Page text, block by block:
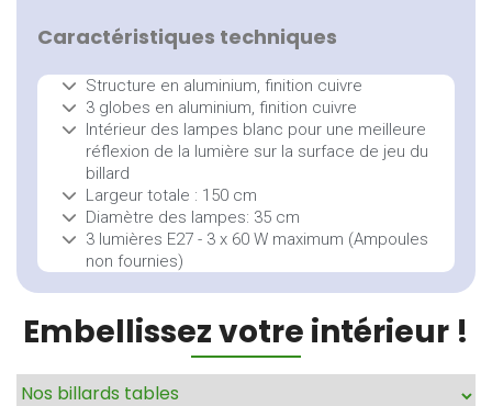
Caractéristiques techniques
Structure en aluminium, finition cuivre
3 globes en aluminium, finition cuivre
Intérieur des lampes blanc pour une meilleure
réflexion de la lumière sur la surface de jeu du
billard
Largeur totale : 150 cm
Diamètre des lampes: 35 cm
3 lumières E27 - 3 x 60 W maximum (Ampoules
non fournies)
Embellissez votre intérieur !